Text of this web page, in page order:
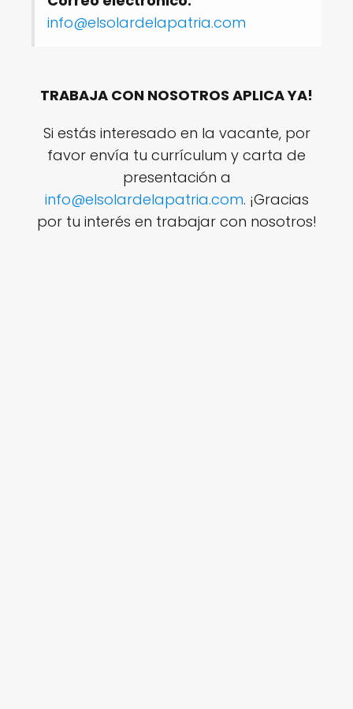
info@elsolardelapatria.com
TRABAJA CON NOSOTROS APLICA YA!
Si estás interesado en la vacante, por
favor envía tu currículum y carta de
presentación a
info@elsolardelapatria.com. ¡Gracias
por tu interés en trabajar con nosotros!